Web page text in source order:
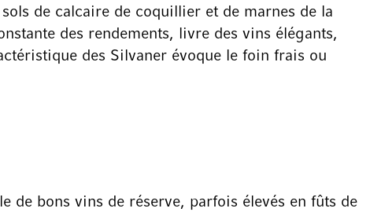
de calcaire de coquillier et de marnes de la
des rendements, livre des vins élégants,
des Silvaner évoque le foin frais ou
de bons vins de réserve, parfois élevés en fûts de